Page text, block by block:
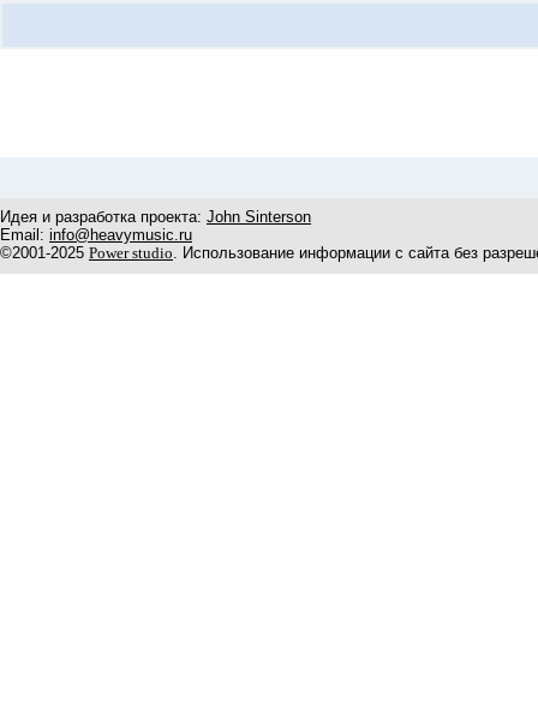
Идея и разработка проекта: John Sinterson
Email: info@heavymusic.ru
©2001-2025 Power studio. Использование информации с сайта без